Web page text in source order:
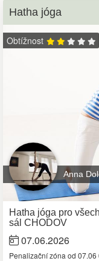
Hatha jóga
Obtížnost
Anna
Hatha jóga pro
sál CHODOV
07.06.2026
Penalizační zóna od 07.06